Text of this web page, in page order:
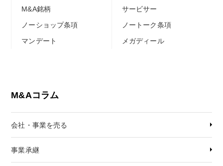
M&A銘柄
サービサー
ノーショップ条項
ノートーク条項
マンデート
メガディール
M&Aコラム
会社・事業を売る
事業承継